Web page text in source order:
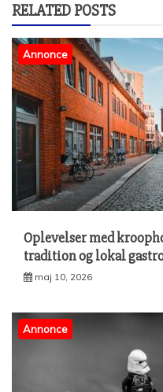
RELATED POSTS
Annonce
Oplevelser med
tradition og lokal
maj 10, 2026
Annonce